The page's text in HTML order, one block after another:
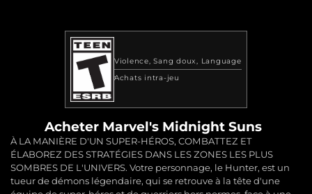
Violence Sang doux
Language
Achats intra-jeu
Acheter Marvel's Midnight Suns
À LA MANIÈRE D'UN SUPER-HÉROS, COMBATTEZ ET
ÉLABOREZ DES STRATÉGIES DANS LES ZONES LES PLUS
SOMBRES DE L'UNIVERS. Votre personnage, le Hunter, est un
tueur de démons légendaire, qui se retrouve à la tête d'une